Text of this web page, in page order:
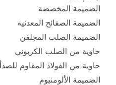
الضميمة المخصصة
الضميمة الصفائح المعدنية
الضميمة الصلب المجلفن
حاوية من الصلب الكربوني
حاوية من الفولاذ المقاوم للصدأ
الضميمة الألومنيوم